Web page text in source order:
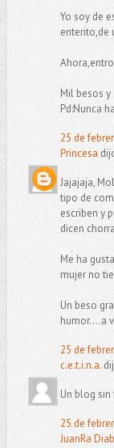
Yo soy de
enterito,de
Mil besos y
Pd:Nunca
25 de
Princesa
Jajajaja,
tipo de
escriben y
dicen
Me ha
mujer no
Un beso
humor....a
25 de
c.e.t.i.n.a.
Un blog
25 de
JuanRa